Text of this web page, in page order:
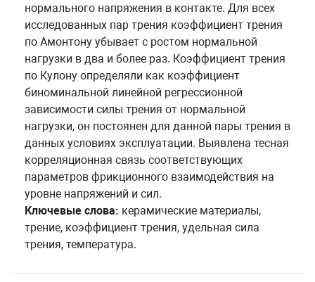
нормального напряжения в контакте. Для всех
исследованных пар трения коэффициент трения
по Амонтону убывает с ростом нормальной
нагрузки в два и более раз. Коэффициент трения
по Кулону определяли как коэффициент
биноминальной линейной регрессионной
зависимости силы трения от нормальной
нагрузки, он постоянен для данной пары трения в
данных условиях эксплуатации. Выявлена тесная
корреляционная связь соответствующих
параметров фрикционного взаимодействия на
уровне напряжений и сил.
Ключевые слова: керамические материалы,
трение, коэффициент трения, удельная сила
трения, температура.